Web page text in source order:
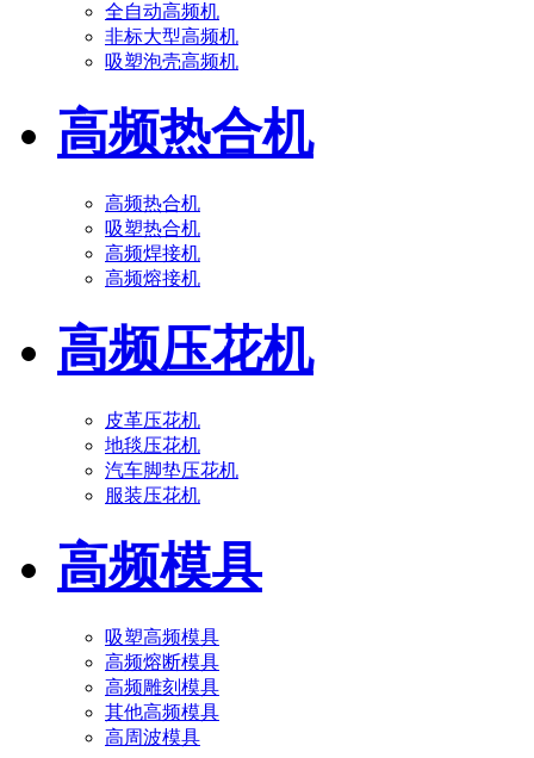
全自动高频机
非标大型高频机
吸塑泡壳高频机
高频热合机
高频热合机
吸塑热合机
高频焊接机
高频熔接机
高频压花机
皮革压花机
地毯压花机
汽车脚垫压花机
服装压花机
高频模具
吸塑高频模具
高频熔断模具
高频雕刻模具
其他高频模具
高周波模具